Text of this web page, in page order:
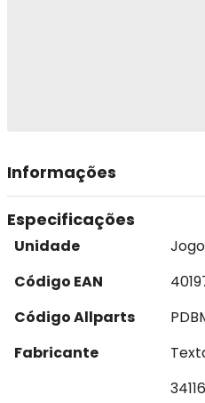
Informações
Especificações
Unidade
Jogo
Código EAN
Código Allparts
Fabricante